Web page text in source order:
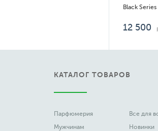
Black
12 500
КАТАЛОГ ТОВАРОВ
Парфюмерия
Мужчинам
Все для
Новинки